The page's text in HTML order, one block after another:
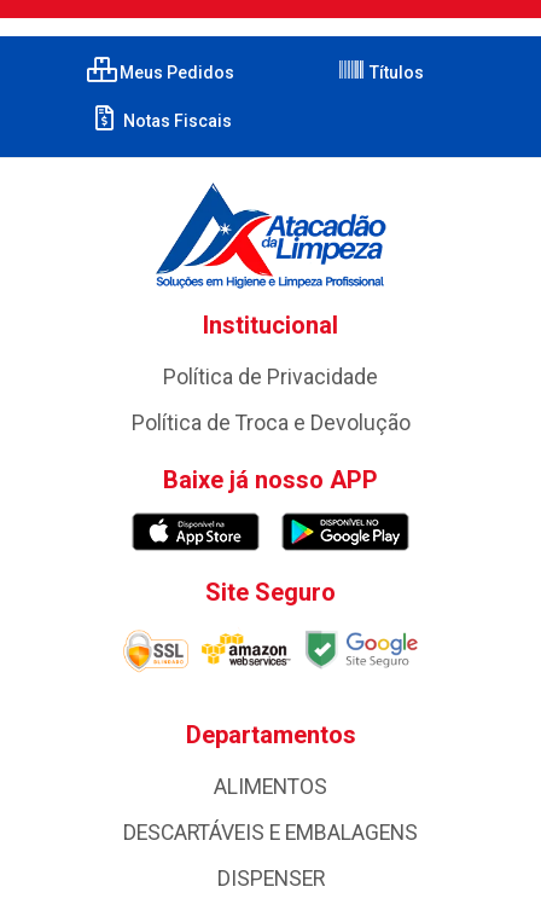
Meus Pedidos Títulos
Notas Fiscais
Institucional
Política de Privacidade
Política de Troca e Devolução
Baixe já nosso APP
Site Seguro
Departamentos
ALIMENTOS
DESCARTÁVEIS E EMBALAGENS
DISPENSER